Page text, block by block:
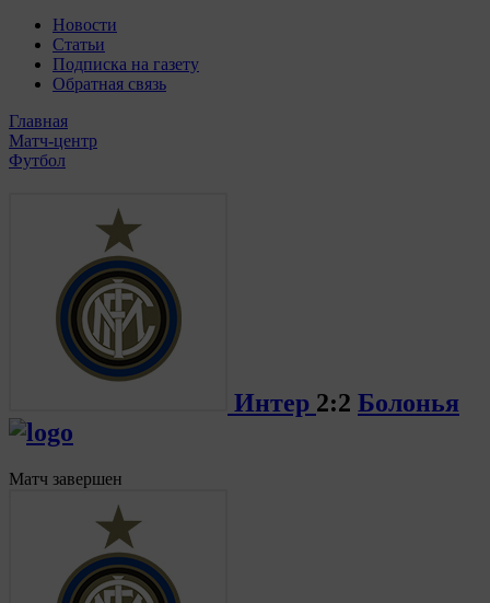
Новости
Статьи
Подписка на газету
Обратная связь
Главная
Матч-центр
Футбол
Интер 2:2 Болонья
Матч завершен